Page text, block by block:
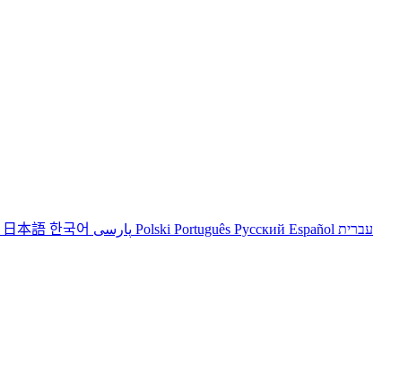
日本語 한국어 Polski Português Русский Español עברית